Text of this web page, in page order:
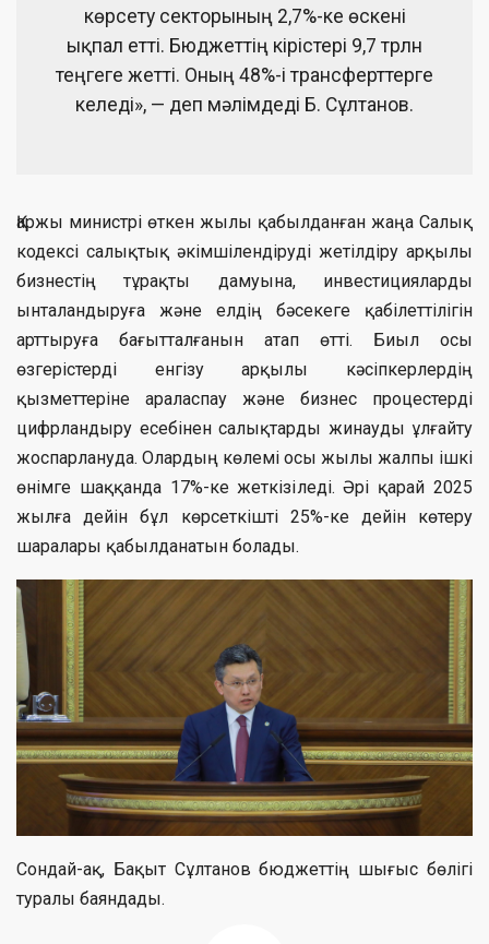
көрсету секторының 2,7%-ке өскені
ықпал етті. Бюджеттің кірістері 9,7 трлн
теңгеге жетті. Оның 48%-і трансферттерге
келеді», — деп мәлімдеді Б. Сұлтанов.
Қаржы министрі өткен жылы қабылданған жаңа Салық
кодексі салықтық әкімшілендіруді жетілдіру арқылы
бизнестің тұрақты дамуына, инвестицияларды
ынталандыруға және елдің бәсекеге қабілеттілігін
арттыруға бағытталғанын атап өтті. Биыл осы
өзгерістерді енгізу арқылы кәсіпкерлердің
қызметтеріне араласпау және бизнес процестерді
цифрландыру есебінен салықтарды жинауды ұлғайту
жоспарлануда. Олардың көлемі осы жылы жалпы ішкі
өнімге шаққанда 17%-ке жеткізіледі. Әрі қарай 2025
жылға дейін бұл көрсеткішті 25%-ке дейін көтеру
шаралары қабылданатын болады.
Сондай-ақ, Бақыт Сұлтанов бюджеттің шығыс бөлігі
туралы баяндады.